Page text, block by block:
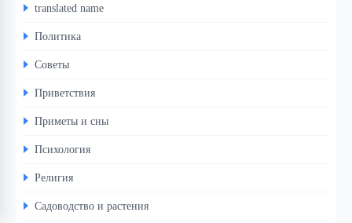
translated name
Политика
Советы
Приветствия
Приметы и сны
Психология
Религия
Садоводство и растения